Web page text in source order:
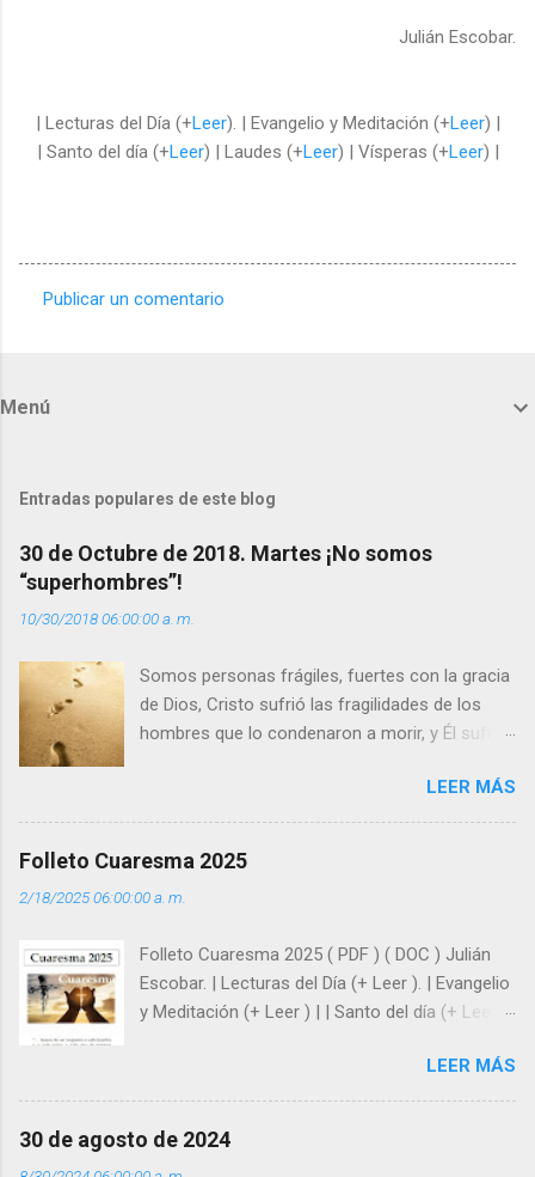
Julián Escobar.
| Lecturas del Día (+Leer). | Evangelio y Meditación (+Leer) |
| Santo del día (+Leer) | Laudes (+Leer) | Vísperas (+Leer) |
t
r
i
o
s
Publicar un comentario
Menú
Entradas populares de este blog
30 de Octubre de 2018. Martes ¡No somos
“superhombres”!
10/30/2018 06:00:00 a. m.
Somos personas frágiles, fuertes con la gracia
de Dios, Cristo sufrió las fragilidades de los
hombres que lo condenaron a morir, y Él sufrió
enseña Jesucristo? Que, si seguimos sus
huellas, sin ser superhombres, podemos
siempre está pendiente de nosotros. Amar es
y protegidos por nosotros. “ Señor, soy un
árbol sin frutos, pero tú me das la savia para
que al menos mis ramas y hojas den sombra
super hombre? - ¿Superas tu fragilidad con la
gracia de Dios? Julián Escobar. | Lecturas del
Día (+ Leer ). | Evangelio y Meditación (+ Leer ) |
LEER MÁS
Folleto Cuaresma 2025
2/18/2025 06:00:00 a. m.
Folleto Cuaresma 2025 ( PDF ) ( DOC ) Julián
Escobar. | Lecturas del Día (+ Leer ). | Evangelio
y Meditación (+ Leer ) | | Santo del día (+ Leer )
LEER MÁS
30 de agosto de 2024